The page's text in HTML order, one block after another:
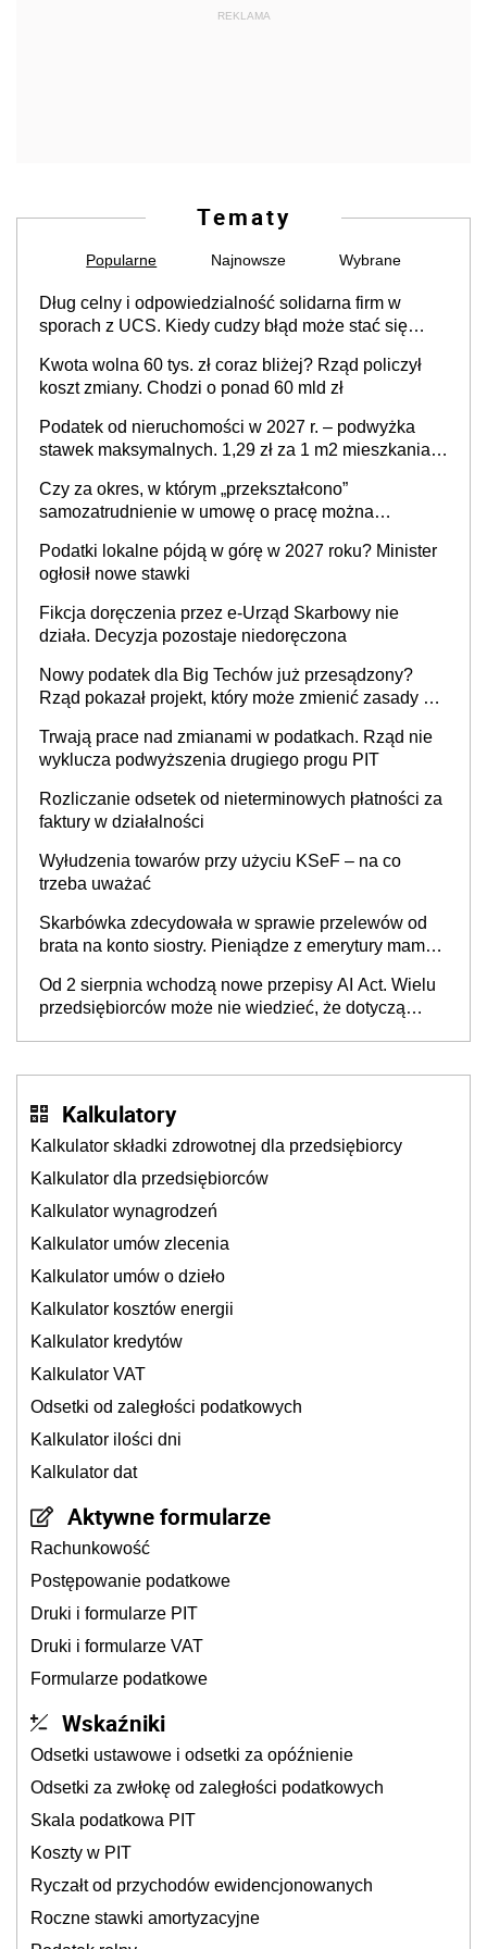
REKLAMA
Tematy
Popularne Najnowsze Wybrane
Dług celny i odpowiedzialność solidarna firm w
sporach z UCS. Kiedy cudzy błąd może stać się
Kwota wolna 60 tys. zł coraz bliżej? Rząd policzył
koszt zmiany. Chodzi o ponad 60 mld zł
Podatek od nieruchomości w 2027 r. – podwyżka
stawek maksymalnych. 1,29 zł za 1 m2 mieszkania,
prowadzeniem działalności gospodarczej
Czy za okres, w którym „przekształcono”
samozatrudnienie w umowę o pracę można
cywilnoprawnej jedynym racjonalnym wyjściem
Podatki lokalne pójdą w górę w 2027 roku? Minister
ogłosił nowe stawki
Fikcja doręczenia przez e-Urząd Skarbowy nie
działa. Decyzja pozostaje niedoręczona
Nowy podatek dla Big Techów już przesądzony?
Rząd pokazał projekt, który może zmienić zasady gry
Trwają prace nad zmianami w podatkach. Rząd nie
wyklucza podwyższenia drugiego progu PIT
Rozliczanie odsetek od nieterminowych płatności za
faktury w działalności
Wyłudzenia towarów przy użyciu KSeF – na co
trzeba uważać
Skarbówka zdecydowała w sprawie przelewów od
brata na konto siostry. Pieniądze z emerytury mamy
będzie
Od 2 sierpnia wchodzą nowe przepisy AI Act. Wielu
przedsiębiorców może nie wiedzieć, że dotyczą
Kalkulatory
Kalkulator składki zdrowotnej dla przedsiębiorcy
Kalkulator dla przedsiębiorców
Kalkulator wynagrodzeń
Kalkulator umów zlecenia
Kalkulator umów o dzieło
Kalkulator kosztów energii
Kalkulator kredytów
Kalkulator VAT
Odsetki od zaległości podatkowych
Kalkulator ilości dni
Kalkulator dat
Aktywne formularze
Rachunkowość
Postępowanie podatkowe
Druki i formularze PIT
Druki i formularze VAT
Formularze podatkowe
Wskaźniki
Odsetki ustawowe i odsetki za opóźnienie
Odsetki za zwłokę od zaległości podatkowych
Skala podatkowa PIT
Koszty w PIT
Ryczałt od przychodów ewidencjonowanych
Roczne stawki amortyzacyjne